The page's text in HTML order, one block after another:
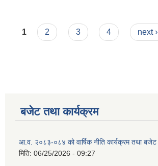
Pages
1 2 3 4 next ›
बजेट तथा कार्यक्रम
आ.व. २०८३-०८४ को वार्षिक नीति कार्यक्रम तथा बजेट
मिति: 06/25/2026 - 09:27